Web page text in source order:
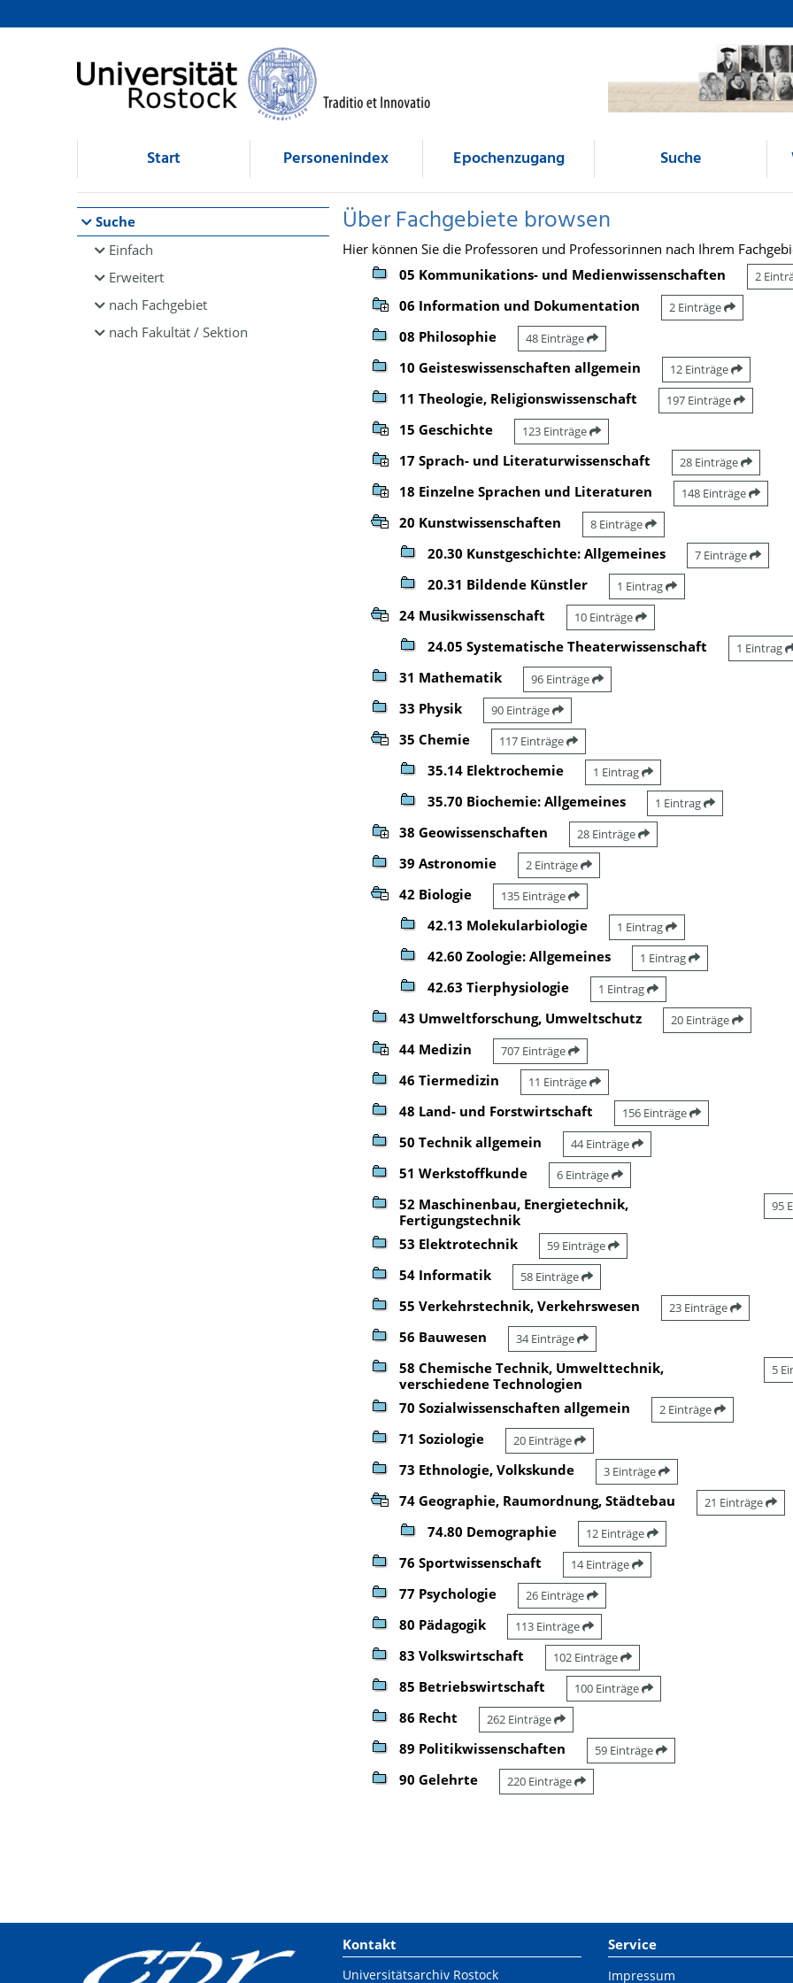
Browsen
direkt zum Inhalt
Start Personenindex Epochenzugang Suche
Suche
Einfach
Erweitert
nach Fachgebiet
nach Fakultät / Sektion
Über Fachgebiete browsen
Hier können Sie die Professoren und Professorinnen nach Ihrem
05 Kommunikations- und Medienwissenschaften
2
06 Information und Dokumentation 2 Einträge
08 Philosophie 48 Einträge
10 Geisteswissenschaften allgemein 12 Einträge
11 Theologie, Religionswissenschaft 197 Einträge
15 Geschichte 123 Einträge
17 Sprach- und Literaturwissenschaft 28 Einträge
18 Einzelne Sprachen und Literaturen 148 Einträge
20 Kunstwissenschaften 8 Einträge
20.30 Kunstgeschichte: Allgemeines 7 Einträge
20.31 Bildende Künstler 1 Eintrag
24 Musikwissenschaft 10 Einträge
24.05 Systematische Theaterwissenschaft 1 Eintrag
31 Mathematik 96 Einträge
33 Physik 90 Einträge
35 Chemie 117 Einträge
35.14 Elektrochemie 1 Eintrag
35.70 Biochemie: Allgemeines 1 Eintrag
38 Geowissenschaften 28 Einträge
39 Astronomie 2 Einträge
42 Biologie 135 Einträge
42.13 Molekularbiologie 1 Eintrag
42.60 Zoologie: Allgemeines 1 Eintrag
42.63 Tierphysiologie 1 Eintrag
43 Umweltforschung, Umweltschutz 20 Einträge
44 Medizin 707 Einträge
46 Tiermedizin 11 Einträge
48 Land- und Forstwirtschaft 156 Einträge
50 Technik allgemein 44 Einträge
51 Werkstoffkunde 6 Einträge
52 Maschinenbau, Energietechnik,
Fertigungstechnik
95
53 Elektrotechnik 59 Einträge
54 Informatik 58 Einträge
55 Verkehrstechnik, Verkehrswesen 23 Einträge
56 Bauwesen 34 Einträge
58 Chemische Technik, Umwelttechnik,
verschiedene Technologien
5
70 Sozialwissenschaften allgemein 2 Einträge
71 Soziologie 20 Einträge
73 Ethnologie, Volkskunde 3 Einträge
74 Geographie, Raumordnung, Städtebau 21 Einträge
74.80 Demographie 12 Einträge
76 Sportwissenschaft 14 Einträge
77 Psychologie 26 Einträge
80 Pädagogik 113 Einträge
83 Volkswirtschaft 102 Einträge
85 Betriebswirtschaft 100 Einträge
86 Recht 262 Einträge
89 Politikwissenschaften 59 Einträge
90 Gelehrte 220 Einträge
Kontakt
Universitätsarchiv Rostock
Service
Impressum